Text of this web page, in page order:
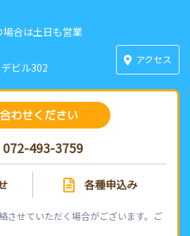
合は土日も営業
ビル302
アクセス
わせください
072-493-3759
各種申込み
させていただく場合がございます。ご